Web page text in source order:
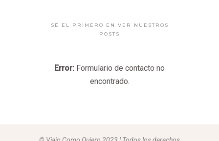
SÉ EL PRIMERO EN VER NUESTROS
POSTS
Error: Formulario de contacto no
encontrado.